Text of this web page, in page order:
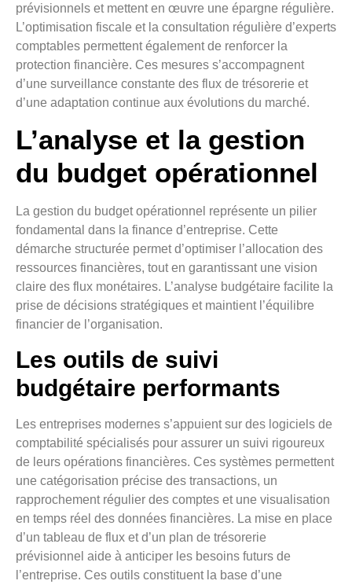
prévisionnels et mettent en œuvre une épargne régulière.
L’optimisation fiscale et la consultation régulière d’experts
comptables permettent également de renforcer la
protection financière. Ces mesures s’accompagnent
d’une surveillance constante des flux de trésorerie et
d’une adaptation continue aux évolutions du marché.
L’analyse et la gestion
du budget opérationnel
La gestion du budget opérationnel représente un pilier
fondamental dans la finance d’entreprise. Cette
démarche structurée permet d’optimiser l’allocation des
ressources financières, tout en garantissant une vision
claire des flux monétaires. L’analyse budgétaire facilite la
prise de décisions stratégiques et maintient l’équilibre
financier de l’organisation.
Les outils de suivi
budgétaire performants
Les entreprises modernes s’appuient sur des logiciels de
comptabilité spécialisés pour assurer un suivi rigoureux
de leurs opérations financières. Ces systèmes permettent
une catégorisation précise des transactions, un
rapprochement régulier des comptes et une visualisation
en temps réel des données financières. La mise en place
d’un tableau de flux et d’un plan de trésorerie
prévisionnel aide à anticiper les besoins futurs de
l’entreprise. Ces outils constituent la base d’une